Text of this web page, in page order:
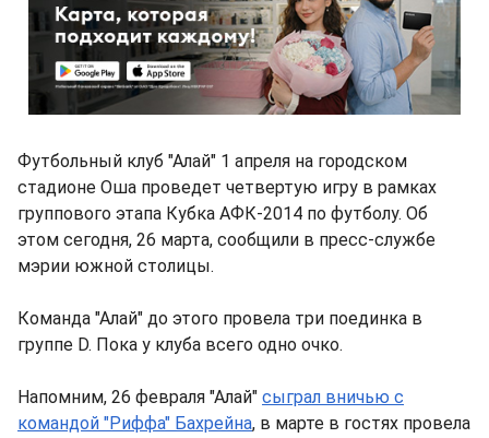
Футбольный клуб "Алай" 1 апреля на городском
стадионе Оша проведет четвертую игру в рамках
группового этапа Кубка АФК-2014 по футболу. Об
этом сегодня, 26 марта, сообщили в пресс-службе
мэрии южной столицы.
Команда "Алай" до этого провела три поединка в
группе D. Пока у клуба всего одно очко.
Напомним, 26 февраля "Алай" сыграл вничью с
командой "Риффа" Бахрейна, в марте в гостях провела